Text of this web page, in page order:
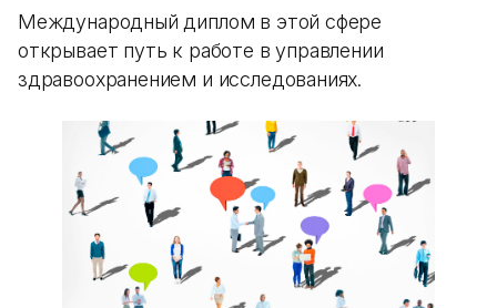
Международный диплом в этой сфере
открывает путь к работе в управлении
здравоохранением и исследованиях.